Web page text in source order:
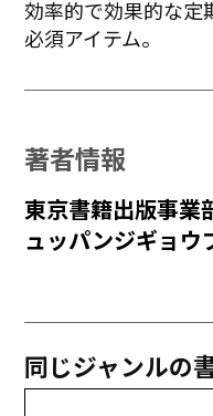
効率的で効果的な定
必須アイテム。
著者情報
東京書籍出版事業
ュッパンジギョウ
同じジャンルの